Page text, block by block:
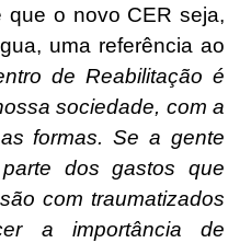
que o novo CER seja,
uma referência ao
de Reabilitação é
sociedade, com a
formas. Se a gente
dos gastos que
com traumatizados
a importância de